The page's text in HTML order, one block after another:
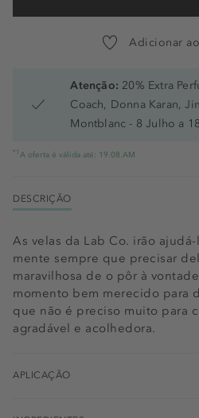
Adicionar
Atenção: 20% Extra
Coach, Donna Karan,
Montblanc - 8 Julho a
*1 A oferta é válida até: 19.08.AM
DESCRIÇÃO
As velas da Lab Co. irão
mente sempre que precisar
maravilhosa de o pôr à
momento bem merecido para
que não é preciso muito para
agradável e acolhedora.
APLICAÇÃO